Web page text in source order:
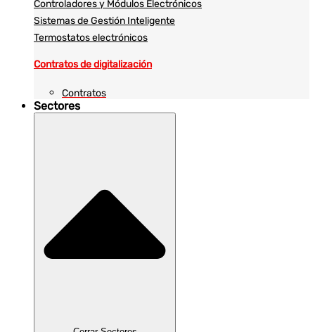
Controladores y Módulos Electrónicos
Sistemas de Gestión Inteligente
Termostatos electrónicos
Contratos de digitalización
Contratos
Sectores